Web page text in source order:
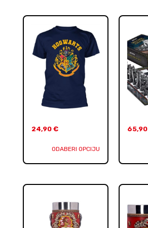
24,90 €
ODABERI OPCIJU
65,90